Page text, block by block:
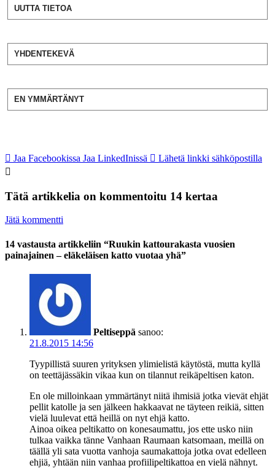
UUTTA TIETOA
YHDENTEKEVÄ
EN YMMÄRTÄNYT
Jaa Facebookissa Jaa LinkedInissä Lähetä linkki sähköpostilla
Tätä artikkelia on kommentoitu 14 kertaa
Jätä kommentti
14 vastausta artikkeliin “Ruukin kattourakasta vuosien
painajainen – eläkeläisen katto vuotaa yhä”
Peltiseppä sanoo:
21.8.2015 14:56
Tyypillistä suuren yrityksen ylimielistä käytöstä, mutta kyllä
on teettäjässäkin vikaa kun on tilannut reikäpeltisen katon.
En ole milloinkaan ymmärtänyt niitä ihmisiä jotka vievät ehjät
pellit katolle ja sen jälkeen hakkaavat ne täyteen reikiä, sitten
vielä luulevat että heillä on nyt ehjä katto.
Ainoa oikea peltikatto on konesaumattu, jos ette usko niin
tulkaa vaikka tänne Vanhaan Raumaan katsomaan, meillä on
täällä yli sata vuotta vanhoja saumakattoja jotka ovat edelleen
ehjiä, yhtään niin vanhaa profiilipeltikattoa en vielä nähnyt.